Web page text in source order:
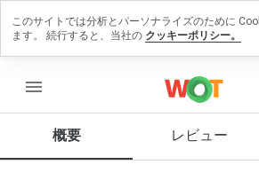
menu
概要 レビュー
ビュー
す
この
このサイトでは分析とパーソナライズのために
ます。 続行すると、当社の クッキーポリシー。